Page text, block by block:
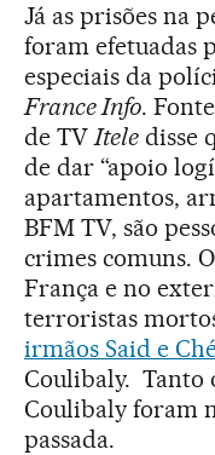
Já as prisões na
foram efetuadas
especiais da
France Info.
de TVIteledisse
de dar “apoio
apartamentos,
BFM TV, são
crimes comuns.
França e no
terroristas
irmãos Said e
Coulibaly. Tanto
Coulibaly foram
passada.